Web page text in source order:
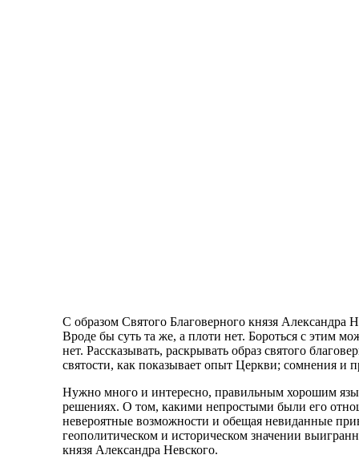
С образом Святого Благоверного князя
Вроде бы суть та же, а плоти нет. Бороться с этим
нет. Рассказывать, раскрывать образ святого
святости, как показывает опыт Церкви; сомнения
Нужно много и интересно, правильным хорошим
решениях. О том, какими непростыми были его
невероятные возможности и обещая невиданные
геополитическом и историческом значении
князя Александра Невского.